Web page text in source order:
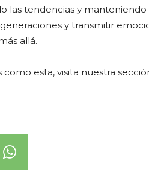
las tendencias y
y transmitir
allá.
como esta, visita nuestra